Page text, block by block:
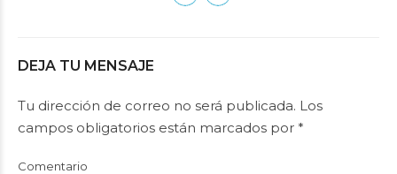
DEJA TU MENSAJE
Tu dirección de correo no será publicada. Los
campos obligatorios están marcados por *
Comentario